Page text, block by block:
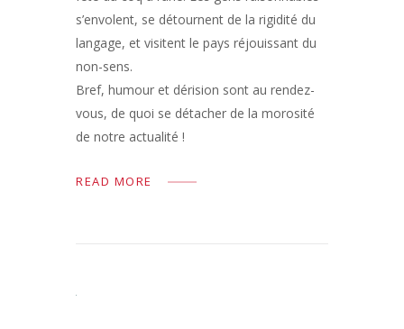
s’envolent, se détournent de la rigidité du
langage, et visitent le pays réjouissant du
non-sens.
Bref, humour et dérision sont au rendez-
vous, de quoi se détacher de la morosité
de notre actualité !
READ MORE